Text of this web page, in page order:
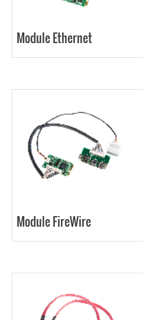
Module Ethernet
Module FireWire